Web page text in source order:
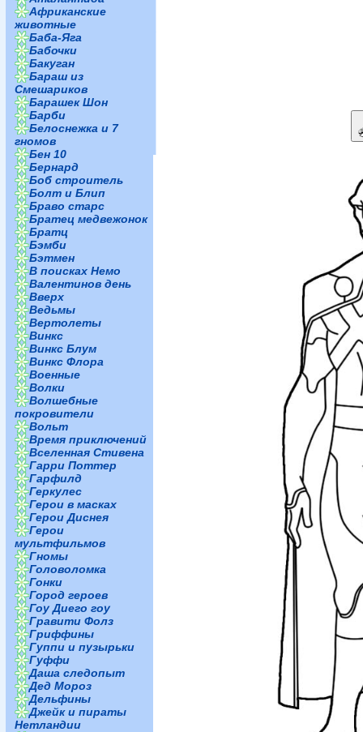
Африканские
животные
Баба-Яга
Бабочки
Бакуган
Бараш из
Смешариков
Барашек Шон
Барби
Белоснежка и 7
гномов
Бен 10
Бернард
Боб строитель
Болт и Блип
Браво старс
Братец медвежонок
Братц
Бэмби
Бэтмен
В поисках Немо
Валентинов день
Вверх
Ведьмы
Вертолеты
Винкс
Винкс Блум
Винкс Флора
Военные
Волки
Волшебные
покровители
Вольт
Время приключений
Вселенная Стивена
Гарри Поттер
Гарфилд
Геркулес
Герои в масках
Герои Диснея
Герои
мультфильмов
Гномы
Головоломка
Гонки
Город героев
Гоу Диего гоу
Гравити Фолз
Гриффины
Гуппи и пузырьки
Гуффи
Даша следопыт
Дед Мороз
Дельфины
Джейк и пираты
Нетландии